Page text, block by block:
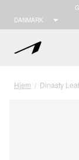
DANMARK
Hjem / Dinasty